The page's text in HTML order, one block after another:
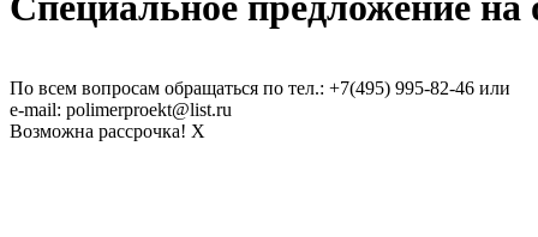
По всем вопросам обращаться по тел.: +7(495) 995-82-46 или
e-mail: polimerproekt@list.ru
Возможна рассрочка! X